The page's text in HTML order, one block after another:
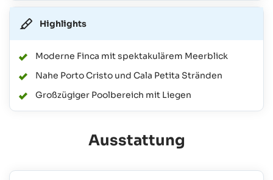
Highlights
Moderne Finca mit spektakulärem Meerblick
Nahe Porto Cristo und Cala Petita Stränden
Großzügiger Poolbereich mit Liegen
Ausstattung